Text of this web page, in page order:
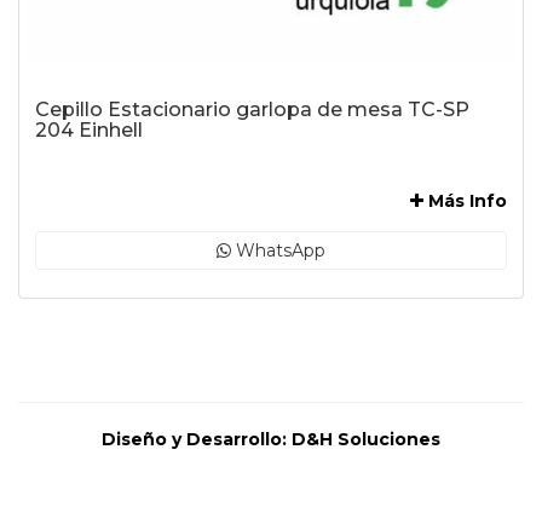
Cepillo Estacionario garlopa de mesa TC-SP
204 Einhell
Más Info
WhatsApp
Diseño y Desarrollo: D&H Soluciones